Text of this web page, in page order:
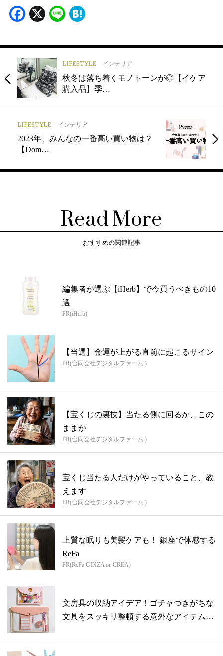
Facebook
X Line
LIFESTYLE インテリア
秋冬は落ち着くモノトーンが◎【イケア
購入品】季…
LIFESTYLE インテリア
2023年、みんなの一番高い買い物は？
【Dom…
Read More
おすすめの関連記事
編集者が選ぶ【iHerb】で今買うべきもの10
選
PR(iHerb)
【当選】金運が上がる直前に起こるサイン
PR(合同会社デジタルファーム )
【宝くじの裏技】当たる側に回るか、この
ままか
PR(合同会社デジタルファーム )
宝くじ当たる人だけがやっていること、教
えます
PR(合同会社デジタルファーム )
上質な眠りも美髪ケアも！ 銀座で体感する
ReFa
PR(ReFa GINZA on CREA)
文房具の収納アイデア！ゴチャつきがちな
文具をスッキリ整頓する意外なアイテムと